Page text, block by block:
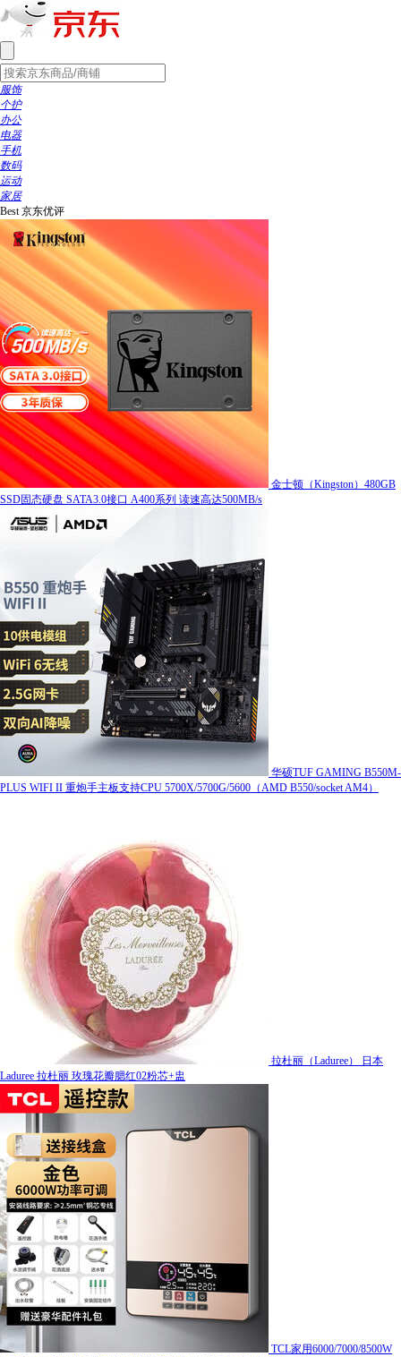
服饰
个护
办公
电器
手机
数码
运动
家居
Best 京东优评
金士顿（Kingston）480GB
SSD固态硬盘 SATA3.0接口 A400系列 读速高达500MB/s
华硕TUF GAMING B550M-
PLUS WIFI II 重炮手主板支持CPU 5700X/5700G/5600（AMD B550/socket AM4）
拉杜丽（Laduree） 日本
Laduree 拉杜丽 玫瑰花瓣腮红02粉芯+盅
TCL家用6000/7000/8500W